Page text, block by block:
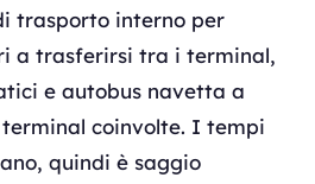
trasporto interno per
a trasferirsi tra i terminal,
e autobus navetta a
coinvolte. I tempi
quindi è saggio